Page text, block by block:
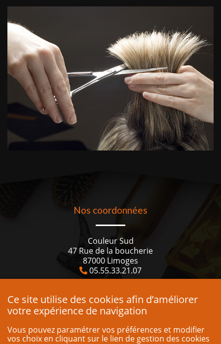
Nos coordonnées
Couleur Sud
47 Rue de la boucherie
87000 Limoges
05.55.33.21.07
Horaires
Du mardi au vendredi 9h : 19h
Le samedi 8h30 : 16h
Ce site utilise des cookies afin d’améliorer
votre expérience de navigation
Vous pouvez paramétrer vos préférences et modifier
vos choix en cliquant sur le lien de gestion des cookies